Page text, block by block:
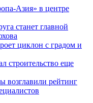
Азия» в центре
станет главной
циклон с градом и
строительство еще
возглавили рейтинг